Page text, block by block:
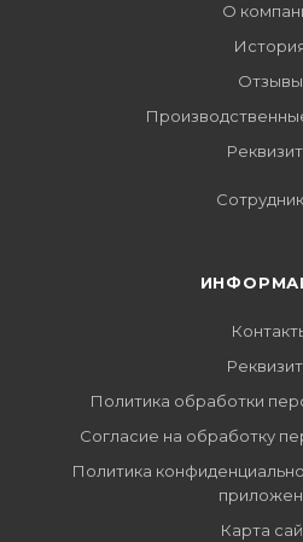
О
Отзывы
Политика обработки
Согласие на обработку
Политика
Карта